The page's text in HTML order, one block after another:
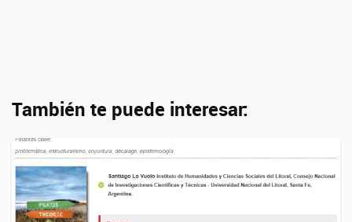
También te puede interesar: